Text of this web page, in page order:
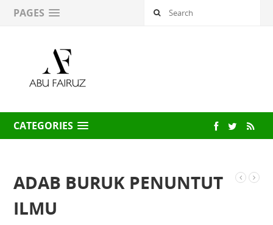
PAGES
CATEGORIES
ADAB BURUK PENUNTUT
ILMU